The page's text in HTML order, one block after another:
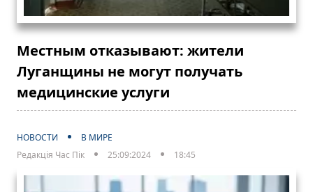
Местным отказывают: жители
Луганщины не могут получать
медицинские услуги
НОВОСТИ
В МИРЕ
Редакція Час Пік
25:09:2024 18:45